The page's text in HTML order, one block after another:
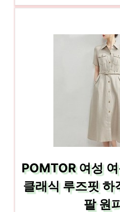
POMTOR 여성
클래식 루즈핏 하
팔 원